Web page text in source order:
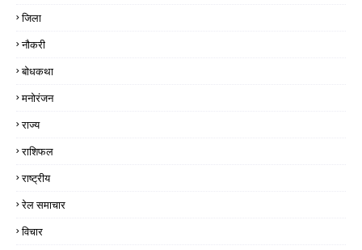
जिला
नौकरी
बोधकथा
मनोरंजन
राज्य
राशिफल
राष्ट्रीय
रेल समाचार
विचार